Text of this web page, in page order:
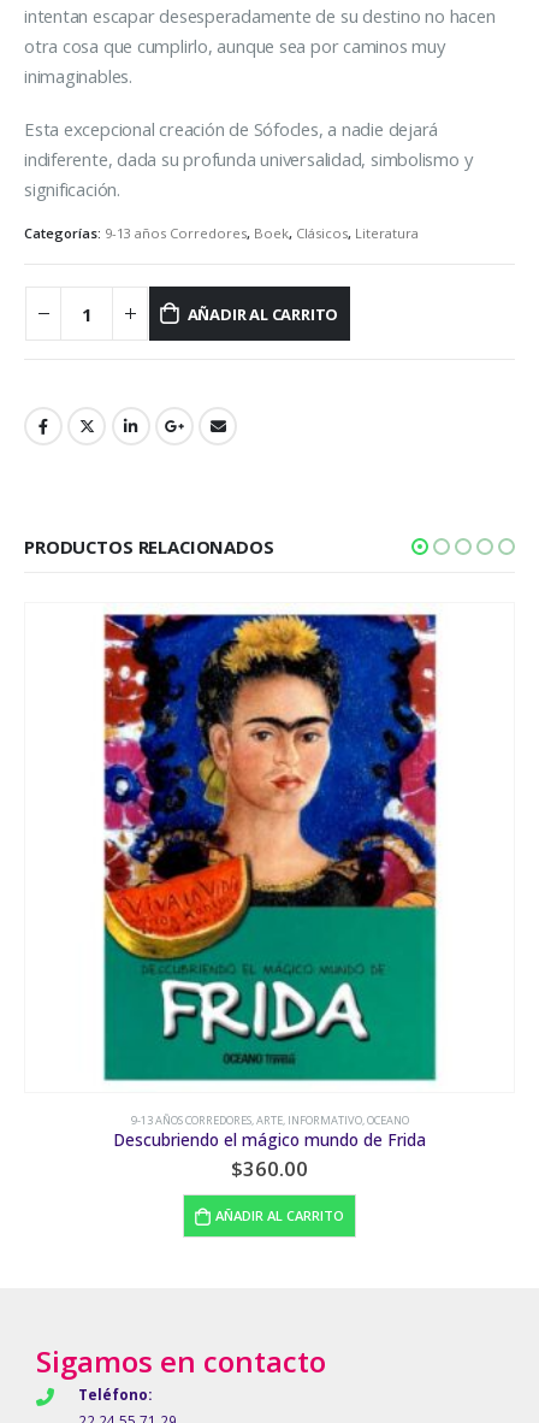
intentan escapar desesperadamente de su destino no hacen
otra cosa que cumplirlo, aunque sea por caminos muy
inimaginables.
Esta excepcional creación de Sófocles, a nadie dejará
indiferente, dada su profunda universalidad, simbolismo y
significación.
Categorías: 9-13 años Corredores, Boek, Clásicos, Literatura
AÑADIR AL CARRITO
PRODUCTOS RELACIONADOS
9-13 AÑOS CORREDORES,HISTORIA, CULTURA Y SOCIEDAD
La creación del mundo según el códice Vindobonensis.
$285.00
AÑADIR AL CARRITO
Sigamos en contacto
Teléfono: